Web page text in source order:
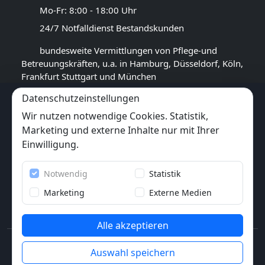
Mo-Fr: 8:00 - 18:00 Uhr
24/7 Notfalldienst Bestandskunden
bundesweite Vermittlungen von Pflege-und
Betreuungskräften, u.a. in Hamburg, Düsseldorf, Köln,
Frankfurt Stuttgart und München
GOOGLE BEWERTUNG
★★★★★
( 17 Rezensionen)
6x★★★★★
(6 Bewertungen)
© 2013-2026 Pflegewunder.de - Alle Rechte
Datenschutzeinstellungen
Wir nutzen notwendige Cookies. Statistik,
Marketing und externe Inhalte nur mit Ihrer
Einwilligung.
Notwendig
Statistik
Marketing
Externe Medien
Alle akzeptieren
Auswahl speichern